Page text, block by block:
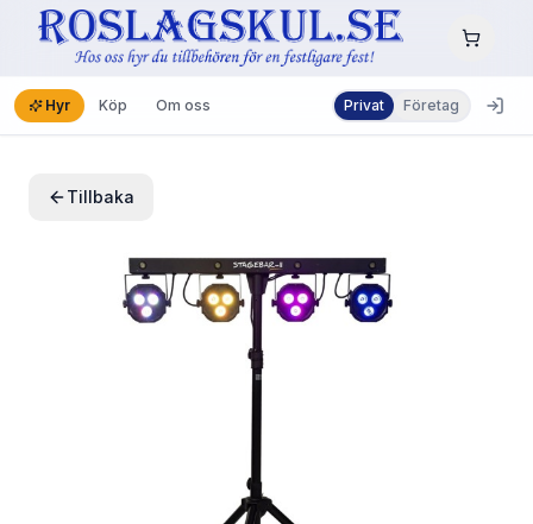
Hyr Köp Om oss Privat Företag
Tillbaka